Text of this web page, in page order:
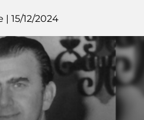
15/12/2024